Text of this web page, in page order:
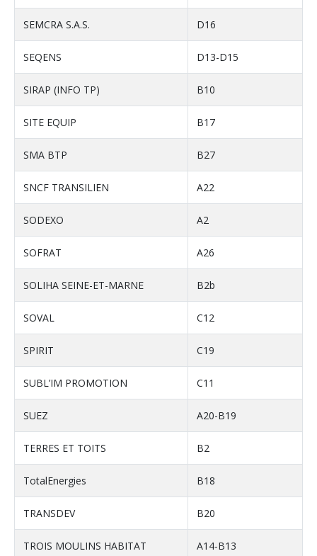
SEMCRA S.A.S. D16
SEQENS D13-D15
SIRAP (INFO TP) B10
SITE EQUIP B17
SMA BTP B27
SNCF TRANSILIEN A22
SODEXO A2
SOFRAT A26
SOLIHA SEINE-ET-MARNE B2b
SOVAL C12
SPIRIT C19
SUBL’IM PROMOTION C11
SUEZ A20-B19
TERRES ET TOITS B2
TotalEnergies B18
TRANSDEV B20
TROIS MOULINS HABITAT A14-B13